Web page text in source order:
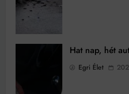
Hat nap, hét
Egri Élet